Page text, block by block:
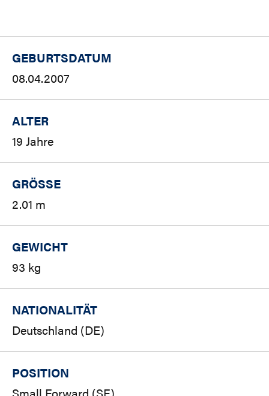
GEBURTSDATUM
08.04.2007
ALTER
19 Jahre
GRÖSSE
2.01 m
GEWICHT
93 kg
NATIONALITÄT
Deutschland (DE)
POSITION